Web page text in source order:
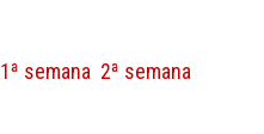
1ª semana 2ª semana